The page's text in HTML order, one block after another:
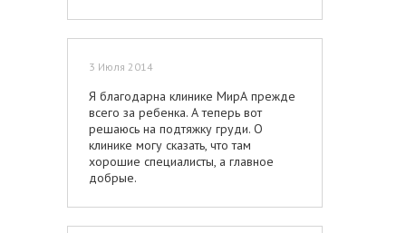
3 Июля 2014
Я благодарна клинике МирА прежде
всего за ребенка. А теперь вот
решаюсь на подтяжку груди. О
клинике могу сказать, что там
хорошие специалисты, а главное
добрые.